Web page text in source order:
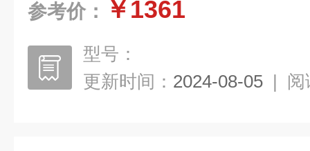
参考价： ￥1361
型号：
更新时间： 2024-08-05 | 阅